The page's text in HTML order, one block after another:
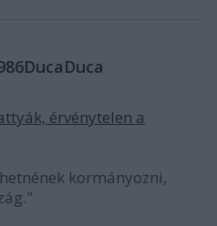
érvénytelen a
kormányozni,